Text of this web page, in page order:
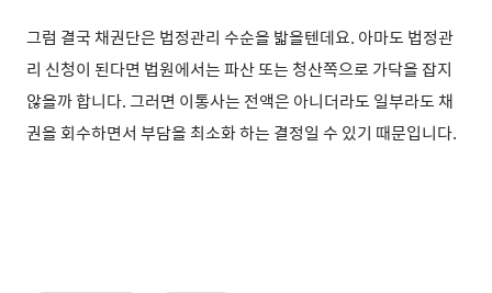
그럼 결국 채권단은 법정관리 수순을 밟을텐데요. 아마도 법정관
리 신청이 된다면 법원에서는 파산 또는 청산쪽으로 가닥을 잡지
않을까 합니다. 그러면 이통사는 전액은 아니더라도 일부라도 채
권을 회수하면서 부담을 최소화 하는 결정일 수 있기 때문입니다.